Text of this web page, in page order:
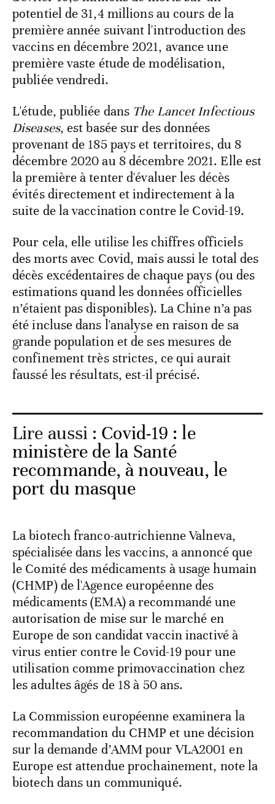
potentiel de 31,4 millions au cours de la
première année suivant l'introduction des
vaccins en décembre 2021, avance une
première vaste étude de modélisation,
publiée vendredi.
L'étude, publiée dans The Lancet Infectious
Diseases, est basée sur des données
provenant de 185 pays et territoires, du 8
décembre 2020 au 8 décembre 2021. Elle est
la première à tenter d'évaluer les décès
évités directement et indirectement à la
suite de la vaccination contre le Covid-19.
Pour cela, elle utilise les chiffres officiels
des morts avec Covid, mais aussi le total des
décès excédentaires de chaque pays (ou des
estimations quand les données officielles
n’étaient pas disponibles). La Chine n’a pas
été incluse dans l'analyse en raison de sa
grande population et de ses mesures de
confinement très strictes, ce qui aurait
faussé les résultats, est-il précisé.
Lire aussi : Covid-19 : le
ministère de la Santé
recommande, à nouveau, le
port du masque
La biotech franco-autrichienne Valneva,
spécialisée dans les vaccins, a annoncé que
le Comité des médicaments à usage humain
(CHMP) de l'Agence européenne des
médicaments (EMA) a recommandé une
autorisation de mise sur le marché en
Europe de son candidat vaccin inactivé à
virus entier contre le Covid-19 pour une
utilisation comme primovaccination chez
les adultes âgés de 18 à 50 ans.
La Commission européenne examinera la
recommandation du CHMP et une décision
sur la demande d’AMM pour VLA2001 en
Europe est attendue prochainement, note la
biotech dans un communiqué.